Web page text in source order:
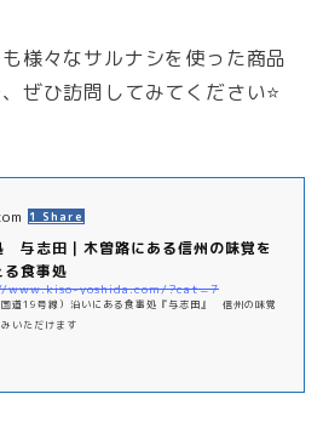
様々なサルナシを使った商品
ぜひ訪問してみてください⭐️
1 Share
与志田｜木曽路にある信州の味覚を
る食事処
yoshida.com/?cat=7
国道19号線）沿いにある食事処『与志田』 信州の味覚
いただけます